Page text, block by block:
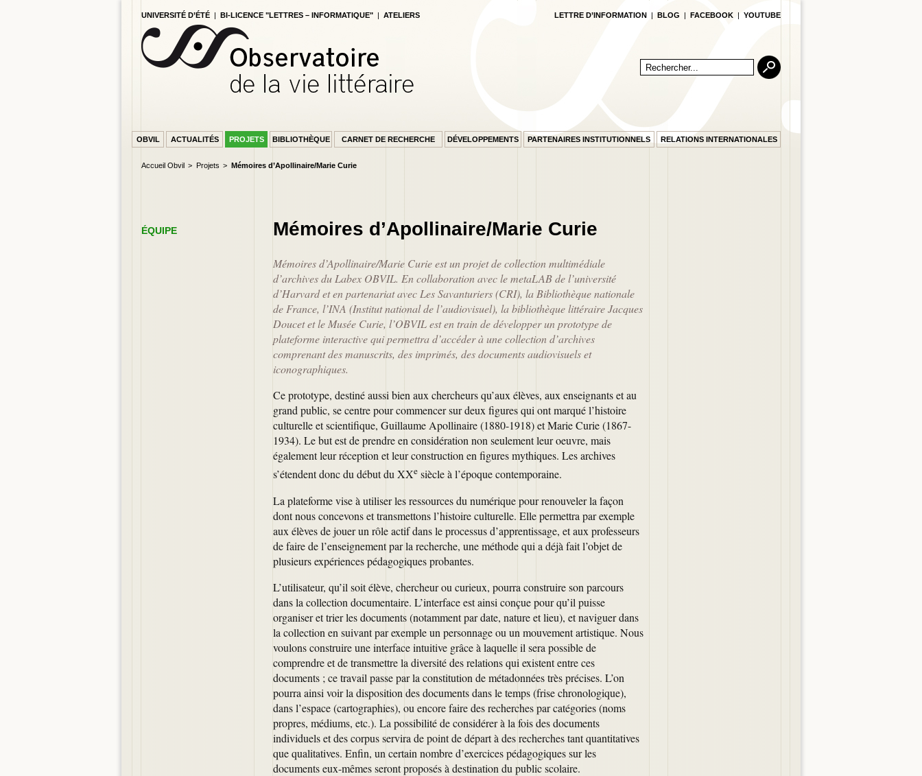
UNIVERSITÉ D’ÉTÉ | BI-LICENCE "LETTRES – INFORMATIQUE" | ATELIERS LETTRE D’INFORMATION | BLOG | FACEBOOK | YOUTUBE
OBVIL ACTUALITÉS PROJETS BIBLIOTHÈQUE CARNET DE RECHERCHE DÉVELOPPEMENTS PARTENAIRES INSTITUTIONNELS RELATIONS INTERNATIONALES
Accueil Obvil Projets Mémoires d’Apollinaire/Marie Curie
ÉQUIPE Mémoires d’Apollinaire/Marie Curie
Mémoires d’Apollinaire/Marie Curie est un projet de collection multimédiale
d’archives du Labex OBVIL. En collaboration avec le metaLAB de l’université
d’Harvard et en partenariat avec Les Savanturiers (CRI), la Bibliothèque nationale
de France, l’INA (Institut national de l’audiovisuel), la bibliothèque littéraire Jacques
Doucet et le Musée Curie, l’OBVIL est en train de développer un prototype de
plateforme interactive qui permettra d’accéder à une collection d’archives
comprenant des manuscrits, des imprimés, des documents audiovisuels et
iconographiques.
Ce prototype, destiné aussi bien aux chercheurs qu’aux élèves, aux enseignants et au
grand public, se centre pour commencer sur deux figures qui ont marqué l’histoire
culturelle et scientifique, Guillaume Apollinaire (1880-1918) et Marie Curie (1867-
1934). Le but est de prendre en considération non seulement leur oeuvre, mais
également leur réception et leur construction en figures mythiques. Les archives
s’étendent donc du début du XXe siècle à l’époque contemporaine.
La plateforme vise à utiliser les ressources du numérique pour renouveler la façon
dont nous concevons et transmettons l’histoire culturelle. Elle permettra par exemple
aux élèves de jouer un rôle actif dans le processus d’apprentissage, et aux professeurs
de faire de l’enseignement par la recherche, une méthode qui a déjà fait l’objet de
plusieurs expériences pédagogiques probantes.
L’utilisateur, qu’il soit élève, chercheur ou curieux, pourra construire son parcours
dans la collection documentaire. L’interface est ainsi conçue pour qu’il puisse
organiser et trier les documents (notamment par date, nature et lieu), et naviguer dans
la collection en suivant par exemple un personnage ou un mouvement artistique. Nous
voulons construire une interface intuitive grâce à laquelle il sera possible de
comprendre et de transmettre la diversité des relations qui existent entre ces
documents ; ce travail passe par la constitution de métadonnées très précises. L’on
pourra ainsi voir la disposition des documents dans le temps (frise chronologique),
dans l’espace (cartographies), ou encore faire des recherches par catégories (noms
propres, médiums, etc.). La possibilité de considérer à la fois des documents
individuels et des corpus servira de point de départ à des recherches tant quantitatives
que qualitatives. Enfin, un certain nombre d’exercices pédagogiques sur les
documents eux-mêmes seront proposés à destination du public scolaire.